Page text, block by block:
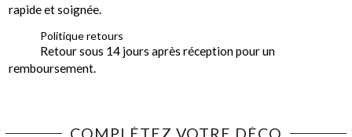
rapide et soignée.
Politique retours
Retour sous 14 jours après réception pour un
remboursement.
COMPLÉTEZ VOTRE DÉCO